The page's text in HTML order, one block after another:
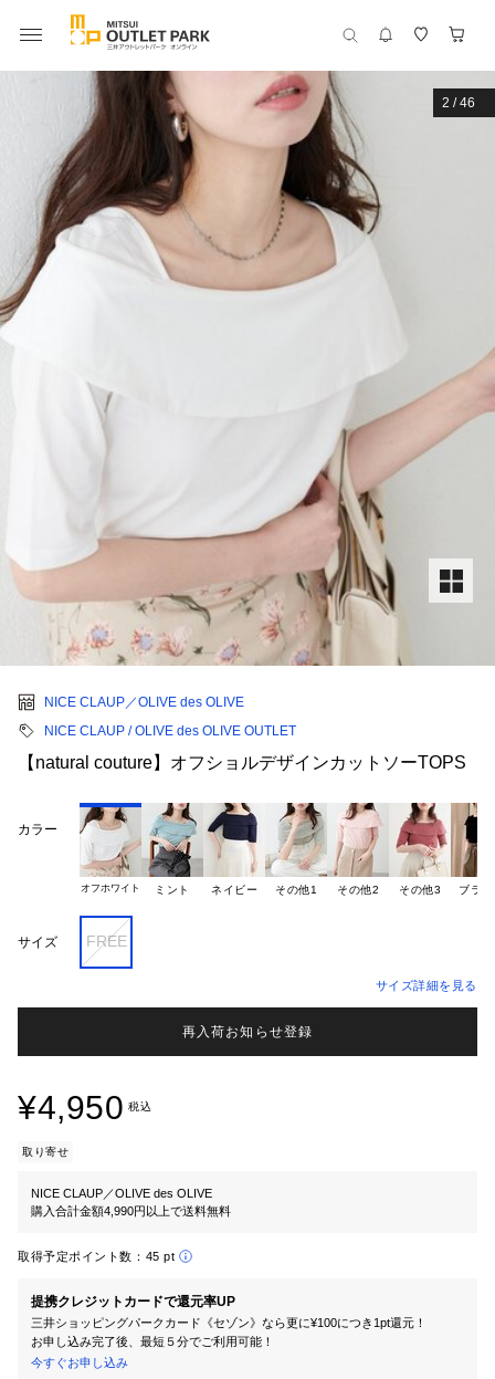
2 /46
NICE CLAUP／OLIVE des OLIVE
NICE CLAUP / OLIVE des OLIVE OUTLET
【natural couture】オフショルデザインカットソーTOPS
カラー
オフホワイト ミント ネイビー その他1 その他2 その他3 ブラ
サイズ FREE
サイズ詳細を見る
再入荷お知らせ登録
¥4,950 税込
取り寄せ
NICE CLAUP／OLIVE des OLIVE
購入合計金額4,990円以上で送料無料
取得予定ポイント数： 45 pt
提携クレジットカードで還元率UP
三井ショッピングパークカード《セゾン》なら更に¥100につき1pt還元！
お申し込み完了後、最短５分でご利用可能！
今すぐお申し込み